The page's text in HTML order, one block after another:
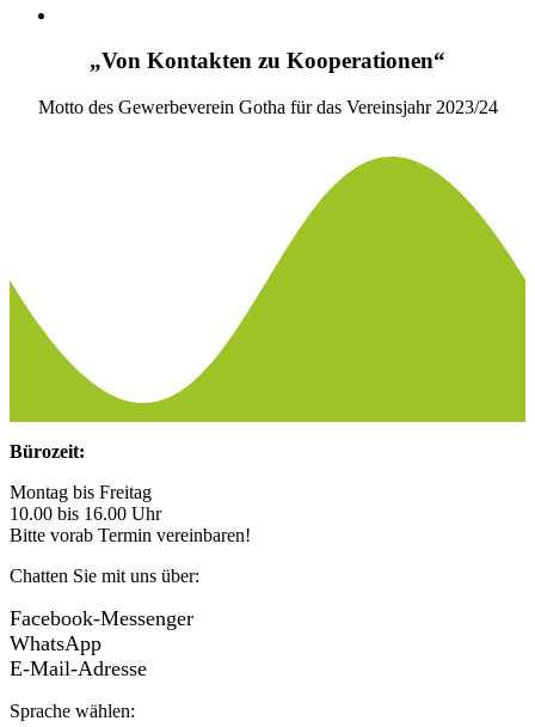
„Von Kontakten zu Kooperationen“
Motto des Gewerbeverein Gotha für das Vereinsjahr 2023/24
Bürozeit:
Montag bis Freitag
10.00 bis 16.00 Uhr
Bitte vorab Termin vereinbaren!
Chatten Sie mit uns über:
Facebook-Messenger
WhatsApp
E-Mail-Adresse
Sprache wählen: